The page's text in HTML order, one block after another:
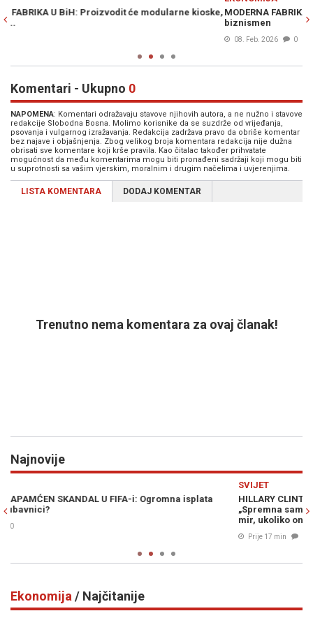
MODERNA FABRIKA POČINJE S RADOM: Iza svega stoji poznati bh.
biznismen
Komentari - Ukupno 0
NAPOMENA: Komentari odražavaju stavove njihovih autora, a ne nužno i stavove
redakcije Slobodna Bosna. Molimo korisnike da se suzdrže od vrijeđanja,
psovanja i vulgarnog izražavanja. Redakcija zadržava pravo da obriše komentar
bez najave i objašnjenja. Zbog velikog broja komentara redakcija nije dužna
obrisati sve komentare koji krše pravila. Kao čitalac također prihvatate
mogućnost da među komentarima mogu biti pronađeni sadržaji koji mogu biti
u suprotnosti sa vašim vjerskim, moralnim i drugim načelima i uvjerenjima.
LISTA KOMENTARA DODAJ KOMENTAR
Trenutno nema komentara za ovaj članak!
Najnovije
HILLARY CLINTON U PROGRAMU UŽIVO IZNENADILA JAVNOST:
„Spremna sam lično nominirati Trumpa za Nobelovu nagradu za
Ekonomija / Najčitanije